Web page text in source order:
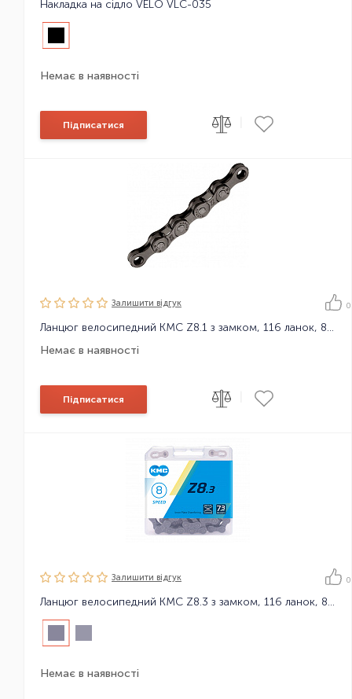
Накладка на сідло VELO VLC-035
Немає в наявності
Підписатися
Залишити вiдгук 0
Ланцюг велосипедний KMC Z8.1 з замком, 116 ланок, 8 зірок
Немає в наявності
Підписатися
Залишити вiдгук 0
Ланцюг велосипедний KMC Z8.3 з замком, 116 ланок, 8 зірок
Немає в наявності